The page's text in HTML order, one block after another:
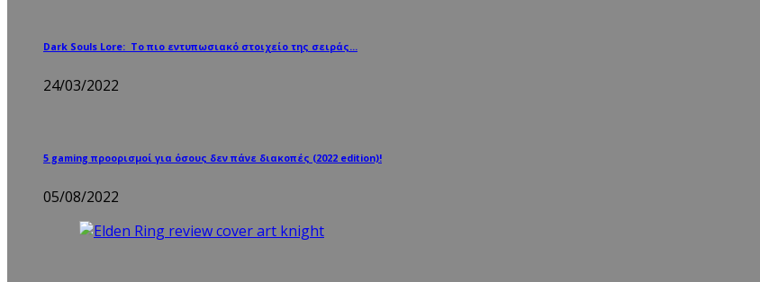
Dark Souls Lore: Το πιο εντυπωσιακό στοιχείο της σειράς…
24/03/2022
5 gaming προορισμοί για όσους δεν πάνε διακοπές (2022 edition)!
05/08/2022